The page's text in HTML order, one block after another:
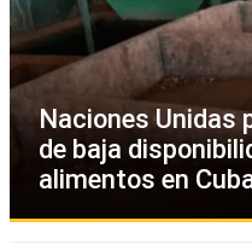
Naciones Unidas
de baja
alimentos en